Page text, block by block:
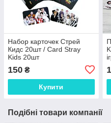
Набор карточек Стрей
Кидс 20шт / Card Stray
Kids 20шт
150 ₴
Купити
Подібні товари компанії